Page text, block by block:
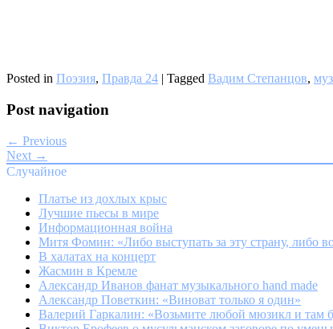
Posted in Поэзия, Правда 24 | Tagged Вадим Степанцов,
Post navigation
← Previous
Next →
Случайное
Платье из дохлых крыс
Лучшие пьесы в мире
Информационная война
Митя Фомин: «Либо выступать за эту страну, либо
В халатах на концерт
Жасмин в Кремле
Александр Иванов фанат музыкального hand made
Александр Поветкин: «Виноват только я один»
Валерий Гаркалин: «Возьмите любой мюзикл и там